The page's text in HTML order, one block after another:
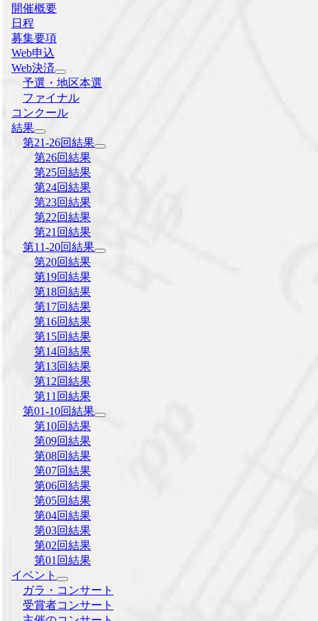
開催概要
日程
募集要項
Web申込
Web決済
予選・地区本選
ファイナル
コンクール
結果
第21-26回結果
第26回結果
第25回結果
第24回結果
第23回結果
第22回結果
第21回結果
第11-20回結果
第20回結果
第19回結果
第18回結果
第17回結果
第16回結果
第15回結果
第14回結果
第13回結果
第12回結果
第11回結果
第01-10回結果
第10回結果
第09回結果
第08回結果
第07回結果
第06回結果
第05回結果
第04回結果
第03回結果
第02回結果
第01回結果
イベント
ガラ・コンサート
受賞者コンサート